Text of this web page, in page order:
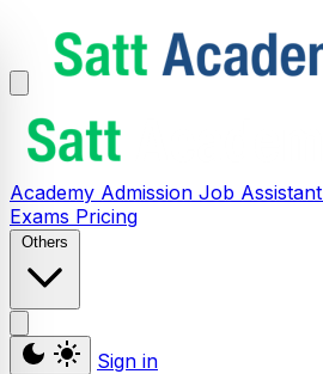
Academy Admission Job Assistant
Exams Pricing
Others
Sign in